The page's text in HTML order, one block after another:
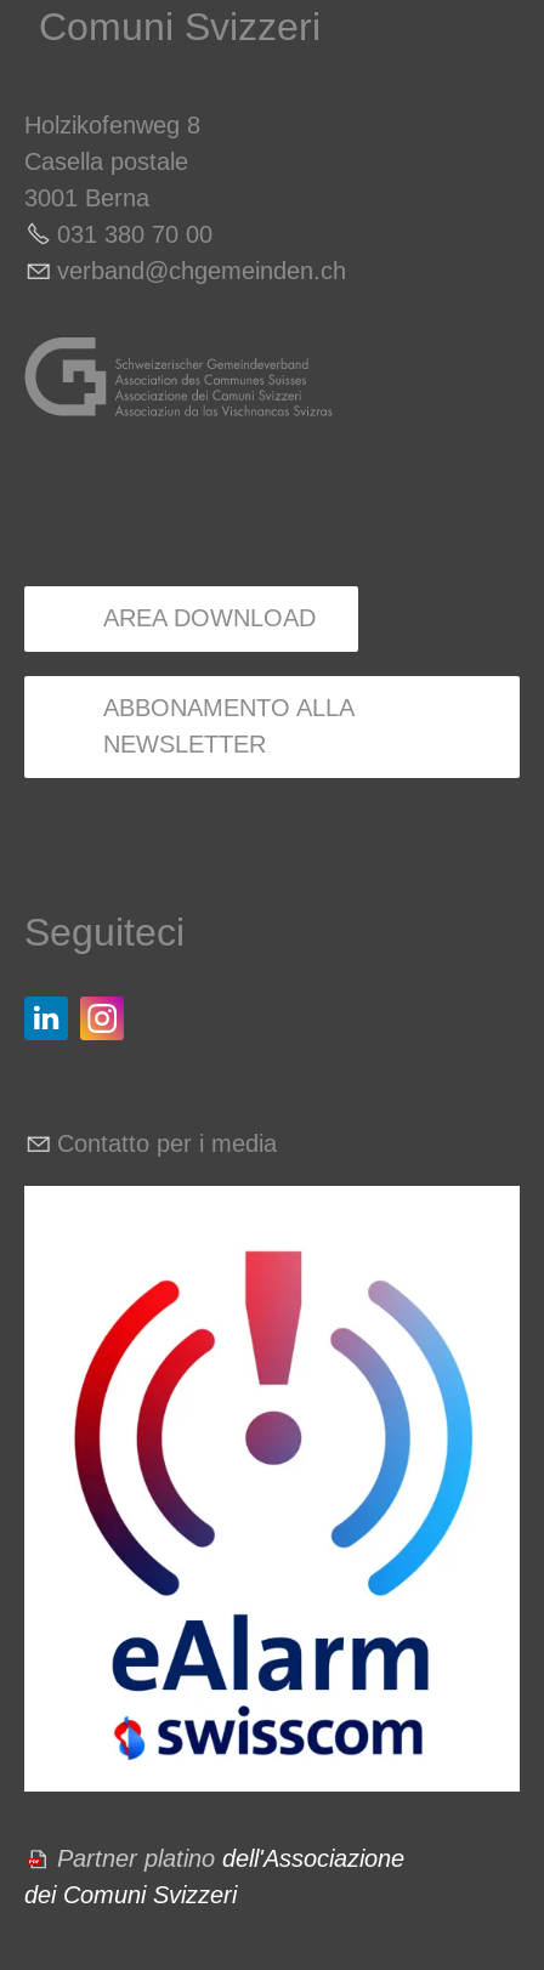
Comuni Svizzeri
Holzikofenweg 8
Casella postale
3001 Berna
031 380 70 00
v rb nd chg m nd n ch
AREA DOWNLOAD
ABBONAMENTO ALLA
NEWSLETTER
Seguiteci
Contatto per i media
Partner platino dell'Associazione
dei Comuni Svizzeri